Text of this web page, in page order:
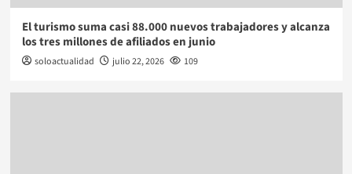
El turismo suma casi 88.000 nuevos trabajadores y alcanza
los tres millones de afiliados en junio
soloactualidad julio 22, 2026 109